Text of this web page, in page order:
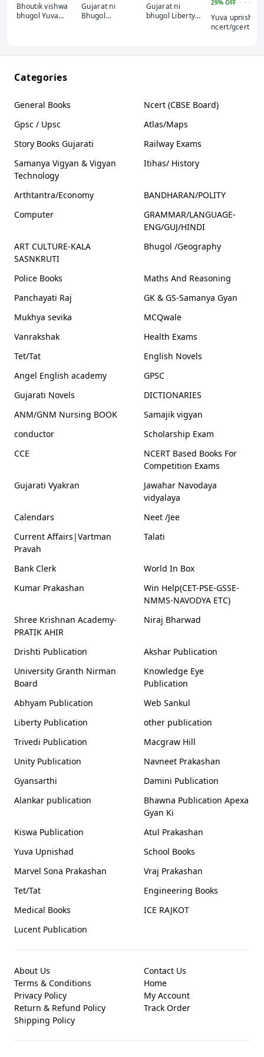
Bhoutik vishwa
bhugol Yuva
Gujarat ni
Bhugol
Gujarat ni
bhugol Liberty
29% OFF
Yuva upnishad
ncert/gcert 9
Sanskutik
Arthtantra
Categories
General Books
Ncert (CBSE Board)
Gpsc / Upsc
Atlas/Maps
Story Books Gujarati
Railway Exams
Samanya Vigyan & Vigyan
Technology
Itihas/ History
Arthtantra/Economy
BANDHARAN/POLITY
Computer
GRAMMAR/LANGUAGE-
ENG/GUJ/HINDI
ART CULTURE-KALA
SASNKRUTI
Bhugol /Geography
Police Books
Maths And Reasoning
Panchayati Raj
GK & GS-Samanya Gyan
Mukhya sevika
MCQwale
Vanrakshak
Health Exams
Tet/Tat
English Novels
Angel English academy
GPSC
Gujarati Novels
DICTIONARIES
ANM/GNM Nursing BOOK
Samajik vigyan
conductor
Scholarship Exam
CCE
NCERT Based Books For
Competition Exams
Gujarati Vyakran
Jawahar Navodaya
vidyalaya
Calendars
Neet /Jee
Current Affairs|Vartman
Pravah
Talati
Bank Clerk
World In Box
Kumar Prakashan
Win Help(CET-PSE-GSSE-
NMMS-NAVODYA ETC)
Shree Krishnan Academy-
PRATIK AHIR
Niraj Bharwad
Drishti Publication
Akshar Publication
University Granth Nirman
Board
Knowledge Eye
Publication
Abhyam Publication
Web Sankul
Liberty Publication
other publication
Trivedi Publication
Macgraw Hill
Unity Publication
Navneet Prakashan
Gyansarthi
Damini Publication
Alankar publication
Bhawna Publication Apexa
Gyan Ki
Kiswa Publication
Atul Prakashan
Yuva Upnishad
School Books
Marvel Sona Prakashan
Vraj Prakashan
Tet/Tat
Engineering Books
Medical Books
ICE RAJKOT
Lucent Publication
About Us
Terms & Conditions
Privacy Policy
Return & Refund Policy
Shipping Policy
Contact Us
Home
My Account
Track Order